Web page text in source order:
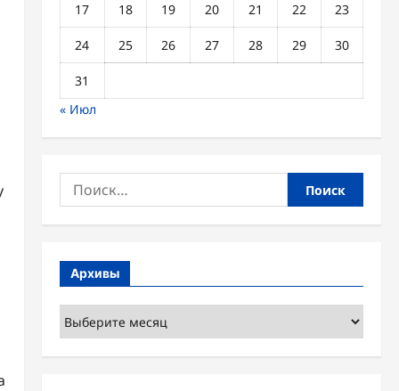
17 18 19 20 21 22 23
24 25 26 27 28 29 30
31
« Июл
Найти:
Архивы
Архивы